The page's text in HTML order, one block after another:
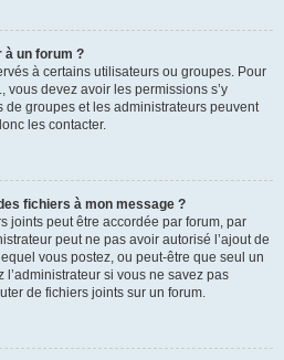
à un forum ?
à certains utilisateurs ou groupes. Pour
vous devez avoir les permissions s’y
groupes et les administrateurs peuvent
les contacter.
fichiers à mon message ?
joints peut être accordée par forum, par
peut ne pas avoir autorisé l’ajout de
vous postez, ou peut-être que seul un
si vous ne savez pas
de fichiers joints sur un forum.